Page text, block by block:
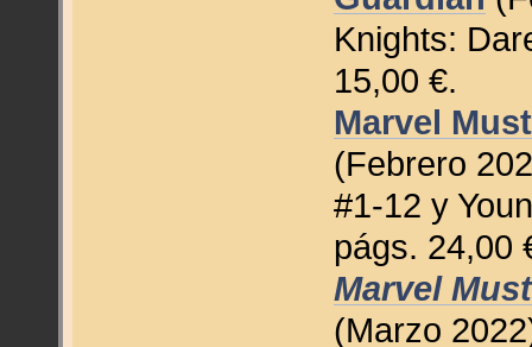
Knights:
15,00 €.
Marvel
(Febrero
#1-12 y
págs. 24,00
Marvel
(Marzo